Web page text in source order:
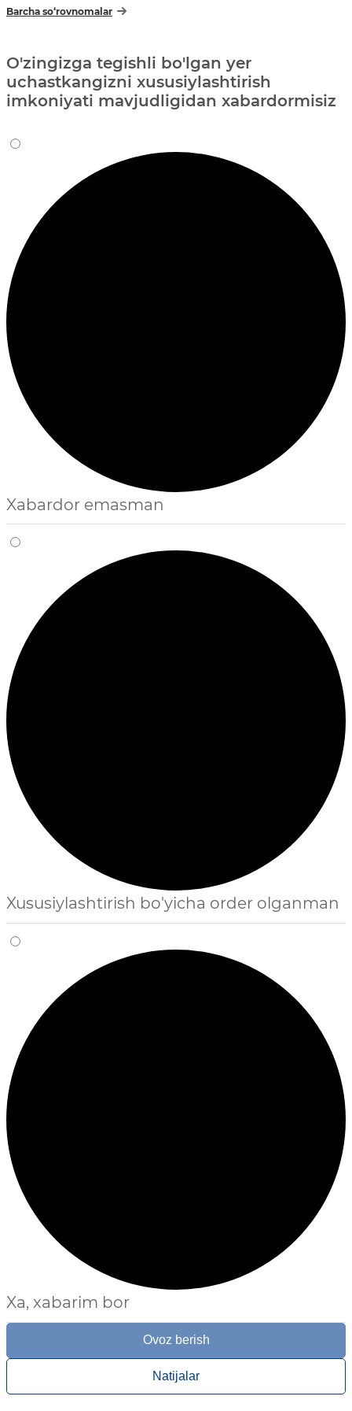
Barcha so‘rovnomalar
O'zingizga tegishli bo'lgan yer
uchastkangizni xususiylashtirish
imkoniyati mavjudligidan xabardormisiz
Xabardor emasman
Xususiylashtirish bo'yicha order olganman
Xa, xabarim bor
Ovoz berish
Natijalar